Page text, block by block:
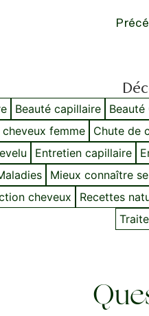
Beauté capillaire
femme Chute de
Entretien capillaire
Mieux connaître
cheveux Recettes